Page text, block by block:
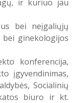
ir kuriuo jau
bei neįgaliųjų
ginekologijos
konferencija,
įgyvendinimas,
Socialinių
biuro ir kt.